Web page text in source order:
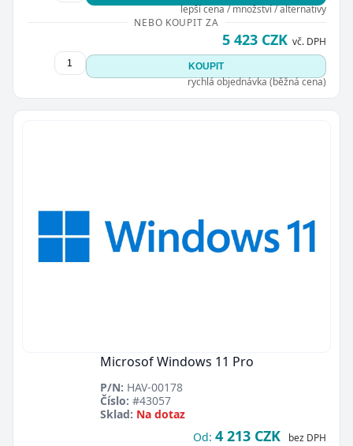
lepší cena / množství / alternativy
NEBO KOUPIT ZA
5 423 CZK vč. DPH
KOUPIT
rychlá objednávka (běžná cena)
Microsof Windows 11 Pro
P/N: HAV-00178
Číslo: #43057
Sklad: Na dotaz
Od: 4 213 CZK bez DPH